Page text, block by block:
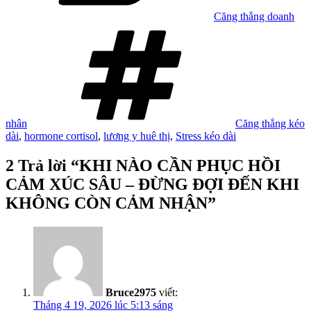
Căng thẳng doanh
nhân
Căng thẳng kéo
dài, hormone cortisol, lương y huê thị, Stress kéo dài
2 Trả lời “KHI NÀO CẦN PHỤC HỒI
CẢM XÚC SÂU – ĐỪNG ĐỢI ĐẾN KHI
KHÔNG CÒN CẢM NHẬN”
Bruce2975 viết:
Tháng 4 19, 2026 lúc 5:13 sáng